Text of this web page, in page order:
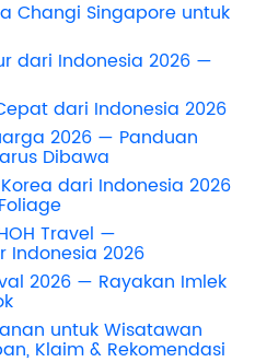
Changi Singapore untuk
dari Indonesia 2026 —
dari Indonesia 2026
2026 — Panduan
Dibawa
dari Indonesia 2026
Travel —
Indonesia 2026
2026 — Rayakan Imlek
untuk Wisatawan
Klaim & Rekomendasi